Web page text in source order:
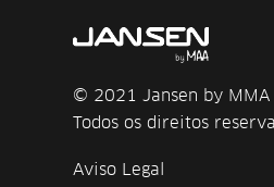
© 2021 Jansen by MMA
Todos os direitos
Aviso Legal